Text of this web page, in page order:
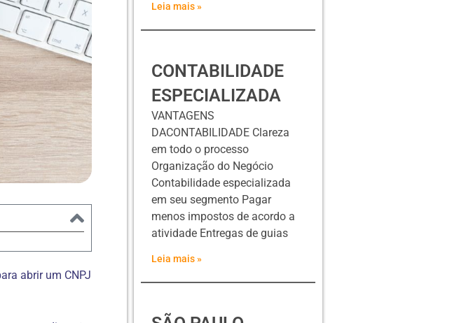
abrir um CNPJ
Leia mais »
CONTABILIDADE
ESPECIALIZADA
VANTAGENS
DACONTABILIDADE Clareza
em todo o processo
Organização do Negócio
Contabilidade especializada
em seu segmento Pagar
menos impostos de acordo a
atividade Entregas de guias
Leia mais »